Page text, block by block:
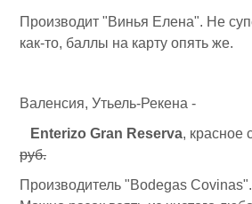
Производит "Винья Елена". Не
как-то, баллы на карту опять же.
Валенсия, Утьель-Рекена -
Enterizo Gran Reserva, красное
руб.
Производитель "Bodegas